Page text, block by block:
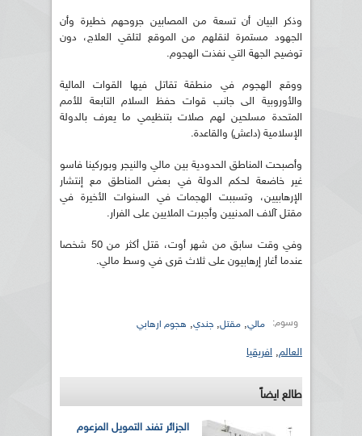
وذكر البيان أن تسعة من المصابين جروحهم خطيرة وأن
الجهود مستمرة لنقلهم من الموقع لتلقي العلاج، دون
توضيح الجهة التي نفذت الهجوم.
ووقع الهجوم في منطقة تقاتل فيها القوات المالية
والأوروبية الى جانب قوات حفظ السلام التابعة للأمم
المتحدة مسلحين لهم صلات بتنظيمي ما يعرف بالدولة
الإسلامية (داعش) والقاعدة.
وأصبحت المناطق الحدودية بين مالي والنيجر وبوركينا فاسو
غير خاضعة لحكم الدولة في بعض المناطق مع إنتشار
الإرهابيين، وتسببت الهجمات في السنوات الأخيرة في
مقتل آلاف المدنيين وأجبرت الملايين على الفرار.
وفي وقت سابق من شهر أوت، قتل أكثر من 50 شخصا
عندما أغار إرهابيون على ثلاث قرى في وسط مالي.
وسوم: مالي, مقتل, جندي, هجوم ارهابي
العالم, افريقيا
طالع ايضاً
الجزائر تفند التمويل المزعوم